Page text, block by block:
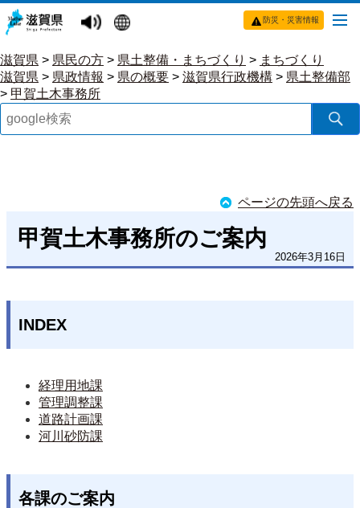
防災・災害情報
滋賀県 > 県民の方 > 県土整備・まちづくり > まちづくり
滋賀県 > 県政情報 > 県の概要 > 滋賀県行政機構 > 県土整備部
> 甲賀土木事務所
ページの先頭へ戻る
甲賀土木事務所のご案内
2026年3月16日
INDEX
経理用地課
管理調整課
道路計画課
河川砂防課
各課のご案内